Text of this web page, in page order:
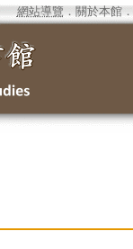
網站導覽 ． 關於本館．